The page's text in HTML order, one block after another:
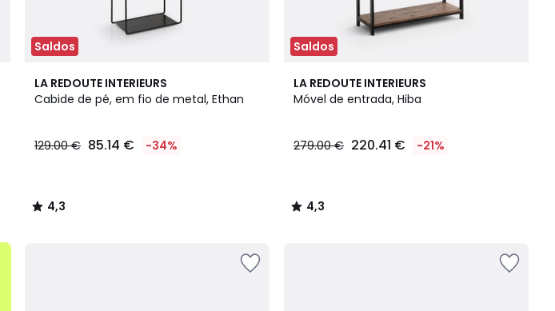
Saldos
LA REDOUTE INTERIEURS
Cabide de pé, em fio de metal, Ethan
129.00 € 85.14 € -34%
4,3
/ 5
4,3
/
Saldos
LA REDOUTE INTERIEURS
Móvel de entrada, Hiba
279.00 € 220.41 € -21%
4,3
/ 5
4,3
/